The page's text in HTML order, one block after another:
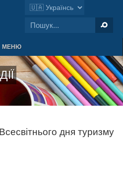
МЕНЮ
дня туризму